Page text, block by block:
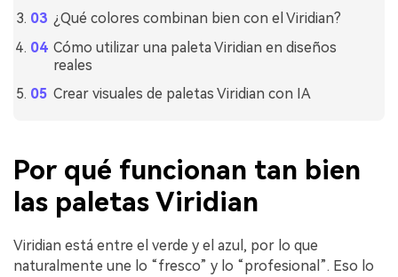
¿Qué colores combinan bien con el Viridian?
Cómo utilizar una paleta Viridian en diseños
reales
Crear visuales de paletas Viridian con IA
Por qué funcionan tan bien
las paletas Viridian
Viridian está entre el verde y el azul, por lo que
naturalmente une lo “fresco” y lo “profesional”. Eso lo